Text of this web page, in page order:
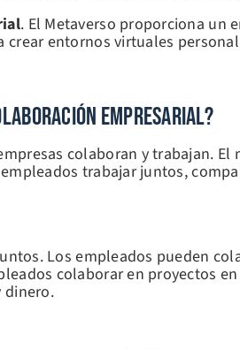
. El Metaverso proporciona un
entornos virtuales
Empresarial?
colaboran y trabajan.
trabajar juntos,
Los empleados pueden
colaborar en proyectos
dinero.